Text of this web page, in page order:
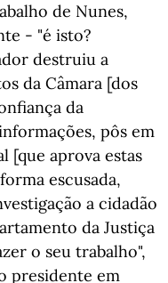
de Nunes,
- "é isto?
destruiu a
da Câmara [dos
da
pôs em
[que aprova estas
escusada,
a cidadão
da Justiça
o seu trabalho",
presidente em